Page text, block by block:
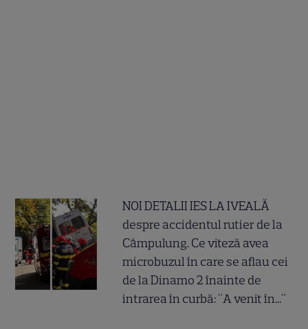
NOI DETALII IES LA IVEALĂ
despre accidentul rutier de la
Câmpulung. Ce viteză avea
microbuzul în care se aflau cei
de la Dinamo 2 înainte de
intrarea în curbă: "A venit în..."